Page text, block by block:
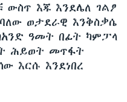
ውስጥ እጁ እንደሌለ ገልፆ
ወታደራዊ እንቅስቃሴ
ዓመት በፊት ካምፓላ
ሕይወት መጥፋት
እርሱ እንደነበረ